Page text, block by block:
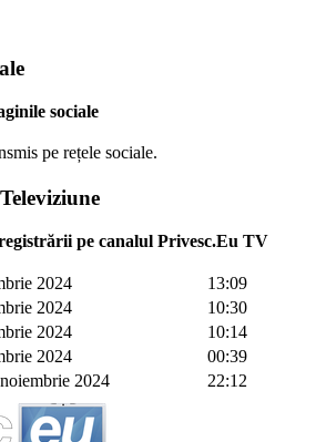
sociale
pe rețele sociale.
Televiziune
pe canalul Privesc.Eu TV
2024
13:09
2024
10:30
2024
10:14
2024
00:39
2024 22:12